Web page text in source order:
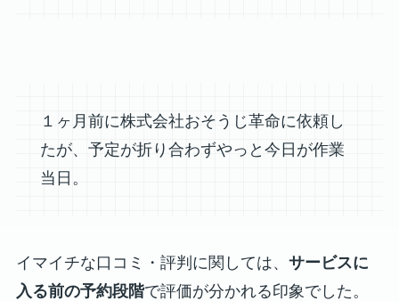
１ヶ月前に株式会社おそうじ革命に依頼し
たが、予定が折り合わずやっと今日が作業
当日。
イマイチな口コミ・評判に関しては、 サービスに
入る前の予約段階で評価が分かれる印象でした。